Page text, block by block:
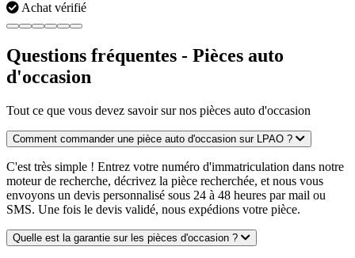
Achat vérifié
Questions fréquentes - Pièces auto
d'occasion
Tout ce que vous devez savoir sur nos pièces auto d'occasion
Comment commander une pièce auto d'occasion sur LPAO ?
C'est très simple ! Entrez votre numéro d'immatriculation dans notre
moteur de recherche, décrivez la pièce recherchée, et nous vous
envoyons un devis personnalisé sous 24 à 48 heures par mail ou
SMS. Une fois le devis validé, nous expédions votre pièce.
Quelle est la garantie sur les pièces d'occasion ?